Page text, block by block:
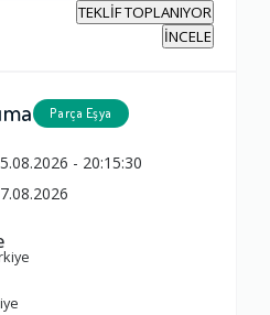
TEKLİF TOPLANIYOR
İNCELE
Parça Eşya
- 20:15:30
1.0
Dengesi